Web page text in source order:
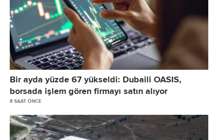
Cari Dönem Vergisiyle İlgili Borçlar
Ertelenmiş Vergi Yükümlülüğü
Diğer Uzun Vadeli Yükümlülükler
TOPLAM YÜKÜMLÜLÜKLER
Ö Z K A Y N A K L A R
ANA ORTAKLIĞA AİT ÖZKAYNAKLAR
Ödenmiş Sermaye
Sermaye Düzeltme Farkları
Geri Alınmış Paylar (-)
Hisse Başına Kar/Zarar (1 TL nominal değerli beher pay için TL olarak)
Bir ayda yüzde 67 yükseldi: Dubaili OASIS,
borsada işlem gören firmayı satın alıyor
8 SAAT ÖNCE